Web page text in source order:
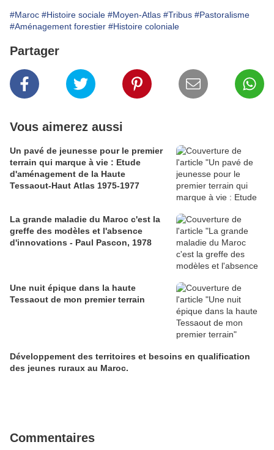
#Maroc #Histoire sociale #Moyen-Atlas #Tribus #Pastoralisme
#Aménagement forestier #Histoire coloniale
Partager
Vous aimerez aussi
Un pavé de jeunesse pour le premier
terrain qui marque à vie : Etude
d'aménagement de la Haute
Tessaout-Haut Atlas 1975-1977
La grande maladie du Maroc c'est la
greffe des modèles et l'absence
d'innovations - Paul Pascon, 1978
Une nuit épique dans la haute
Tessaout de mon premier terrain
Développement des territoires et besoins en qualification
des jeunes ruraux au Maroc.
Commentaires